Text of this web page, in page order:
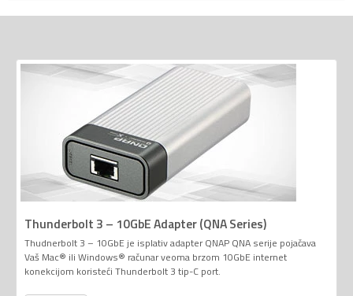
Thunderbolt 3 – 10GbE Adapter (QNA Series)
Thudnerbolt 3 – 10GbE je isplativ adapter QNAP QNA serije pojačava
Vaš Mac® ili Windows® računar veoma brzom 10GbE internet
konekcijom koristeći Thunderbolt 3 tip-C port.